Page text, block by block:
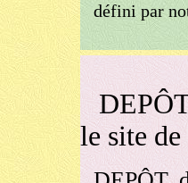
défini par
le site